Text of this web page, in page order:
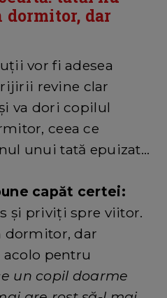
dormitor, dar
vor fi adesea
revine clar
va dori copilul
ceea ce
unui tată epuizat...
capăt certei:
și priviți spre viitor.
dormitor, dar
pentru
un copil doarme